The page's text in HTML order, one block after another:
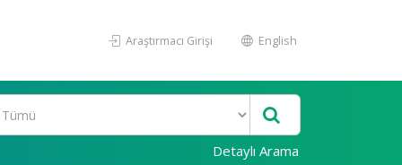
Araştırmacı Girişi English
Detaylı Arama